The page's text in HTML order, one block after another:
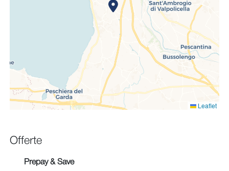
Leaflet
Offerte
Prepay & Save